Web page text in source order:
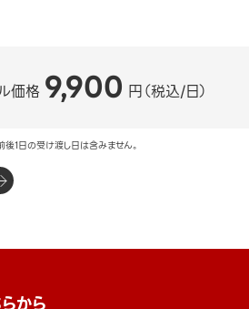
価格 9,900 円（税込/日）
1日の受け渡し日は含みません。
から